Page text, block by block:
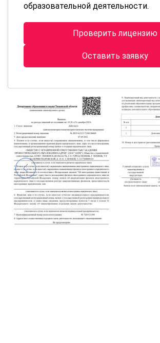
образовательной деятельности.
Проверить лицензию
Оставить заявку